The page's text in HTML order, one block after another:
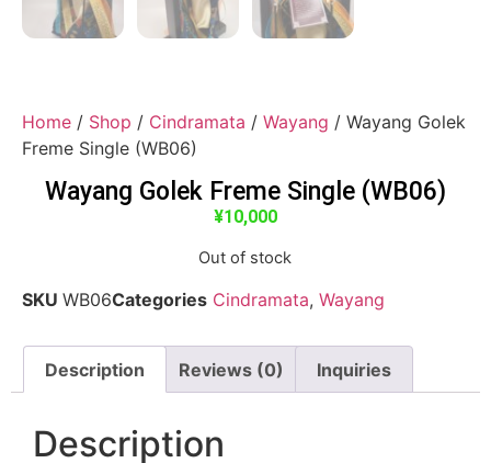
Home / Shop / Cindramata / Wayang / Wayang Golek
Freme Single (WB06)
Wayang Golek Freme Single (WB06)
¥10,000
Out of stock
SKU WB06Categories Cindramata, Wayang
Description Reviews (0) Inquiries
Description